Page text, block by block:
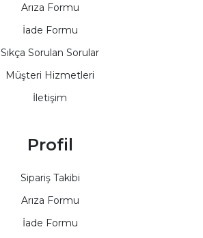
Arıza Formu
İade Formu
Sıkça Sorulan Sorular
Müşteri Hizmetleri
İletişim
Profil
Sipariş Takibi
Arıza Formu
İade Formu